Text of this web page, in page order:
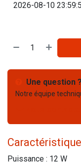
Une question
Notre équipe
Puissance : 12 W